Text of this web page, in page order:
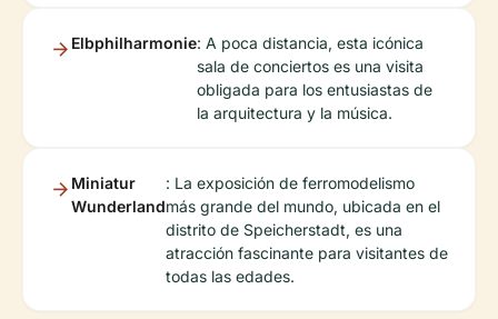
Elbphilharmonie: A poca distancia, esta icónica
sala de conciertos es una visita
obligada para los entusiastas de
la arquitectura y la música.
Miniatur
Wunderland
: La exposición de ferromodelismo
más grande del mundo, ubicada en el
distrito de Speicherstadt, es una
atracción fascinante para visitantes de
todas las edades.